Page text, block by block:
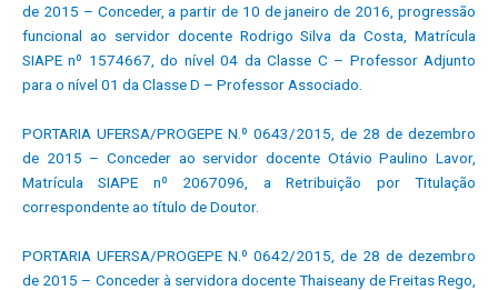
de 2015 – Conceder, a partir de 10 de janeiro de 2016, progressão
funcional ao servidor docente Rodrigo Silva da Costa, Matrícula
SIAPE nº 1574667, do nível 04 da Classe C – Professor Adjunto
para o nível 01 da Classe D – Professor Associado.
PORTARIA UFERSA/PROGEPE N.º 0643/2015, de 28 de dezembro
de 2015 – Conceder ao servidor docente Otávio Paulino Lavor,
Matrícula SIAPE nº 2067096, a Retribuição por Titulação
correspondente ao título de Doutor.
PORTARIA UFERSA/PROGEPE N.º 0642/2015, de 28 de dezembro
de 2015 – Conceder à servidora docente Thaiseany de Freitas Rego,